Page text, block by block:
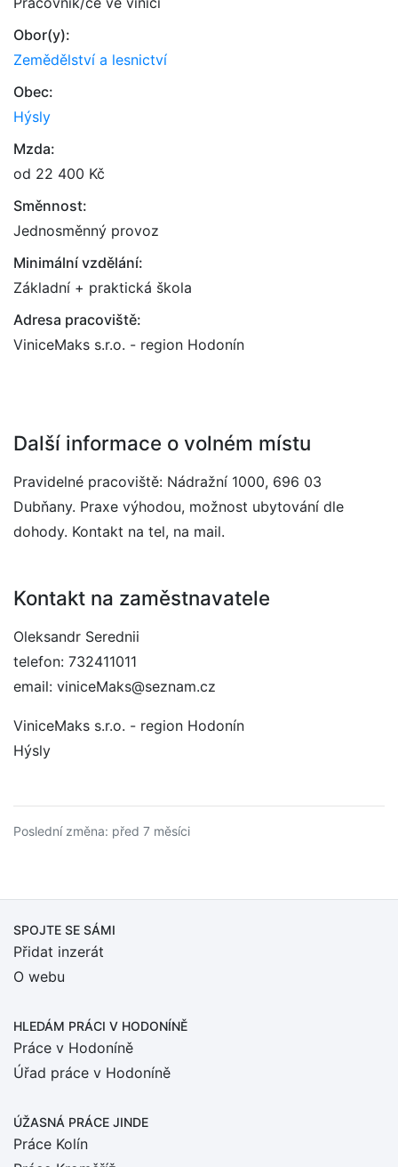
Obor(y):
Zemědělství a lesnictví
Obec:
Hýsly
Mzda:
od 22 400 Kč
Směnnost:
Jednosměnný provoz
Minimální vzdělání:
Základní + praktická škola
Adresa pracoviště:
ViniceMaks s.r.o. - region Hodonín
Další informace o volném místu
Pravidelné pracoviště: Nádražní 1000, 696 03
Dubňany. Praxe výhodou, možnost ubytování dle
dohody. Kontakt na tel, na mail.
Kontakt na zaměstnavatele
Oleksandr Serednii
telefon: 732411011
email: viniceMaks@seznam.cz
ViniceMaks s.r.o. - region Hodonín
Hýsly
Poslední změna: před 7 měsíci
SPOJTE SE SÁMI
Přidat inzerát
O webu
HLEDÁM PRÁCI V HODONÍNĚ
Práce v Hodoníně
Úřad práce v Hodoníně
ÚŽASNÁ PRÁCE JINDE
Práce Kolín